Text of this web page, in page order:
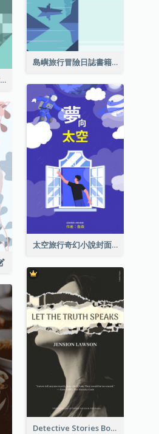
島嶼旅行冒險日誌書籍封面
抽象的生活方式書籍封面
太空旅行奇幻小說封面
Detective Stories Book Cover